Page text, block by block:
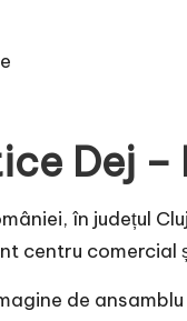
Dej –
în județul
centru
de